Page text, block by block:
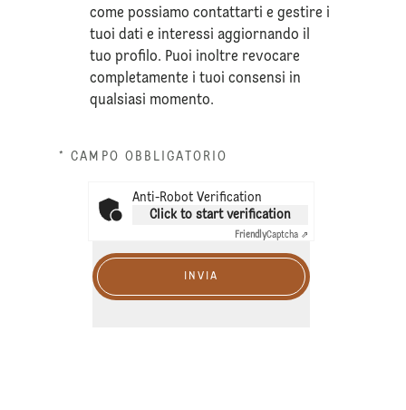
come possiamo contattarti e gestire i
tuoi dati e interessi aggiornando il
tuo profilo. Puoi inoltre revocare
completamente i tuoi consensi in
qualsiasi momento.
* CAMPO OBBLIGATORIO
Anti-Robot Verification
Click to start verification
FriendlyCaptcha ⇗
INVIA